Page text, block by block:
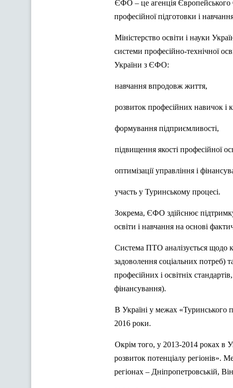
ЄФО – це агенція Європейського
професійної підготовки і
Міністерство освіти і науки
системи професійно-технічної
України з ЄФО:
навчання впродовж життя,
розвиток професійних навичок і
формування підприємливості,
підвищення якості професійної
оптимізації управління і
участь у Туринському процесі.
Зокрема, ЄФО здійснює підтримку
освіти і навчання на основі
Система ПТО аналізується щодо
задоволення соціальних потреб)
професійних і освітніх
фінансування).
В Україні у межах «Туринського
2016 роки.
Окрім того, у 2013-2014 роках в
розвиток потенціалу регіонів».
регіонах – Дніпропетровській,